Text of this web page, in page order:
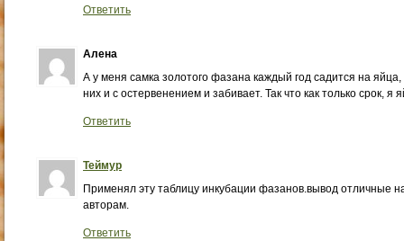
Ответить
Алена
А у меня самка золотого фазана каждый год садится на
них и с остервенением и забивает. Так что как только срок, я
Ответить
Теймур
Применял эту таблицу инкубации фазанов.вывод отличные
авторам.
Ответить